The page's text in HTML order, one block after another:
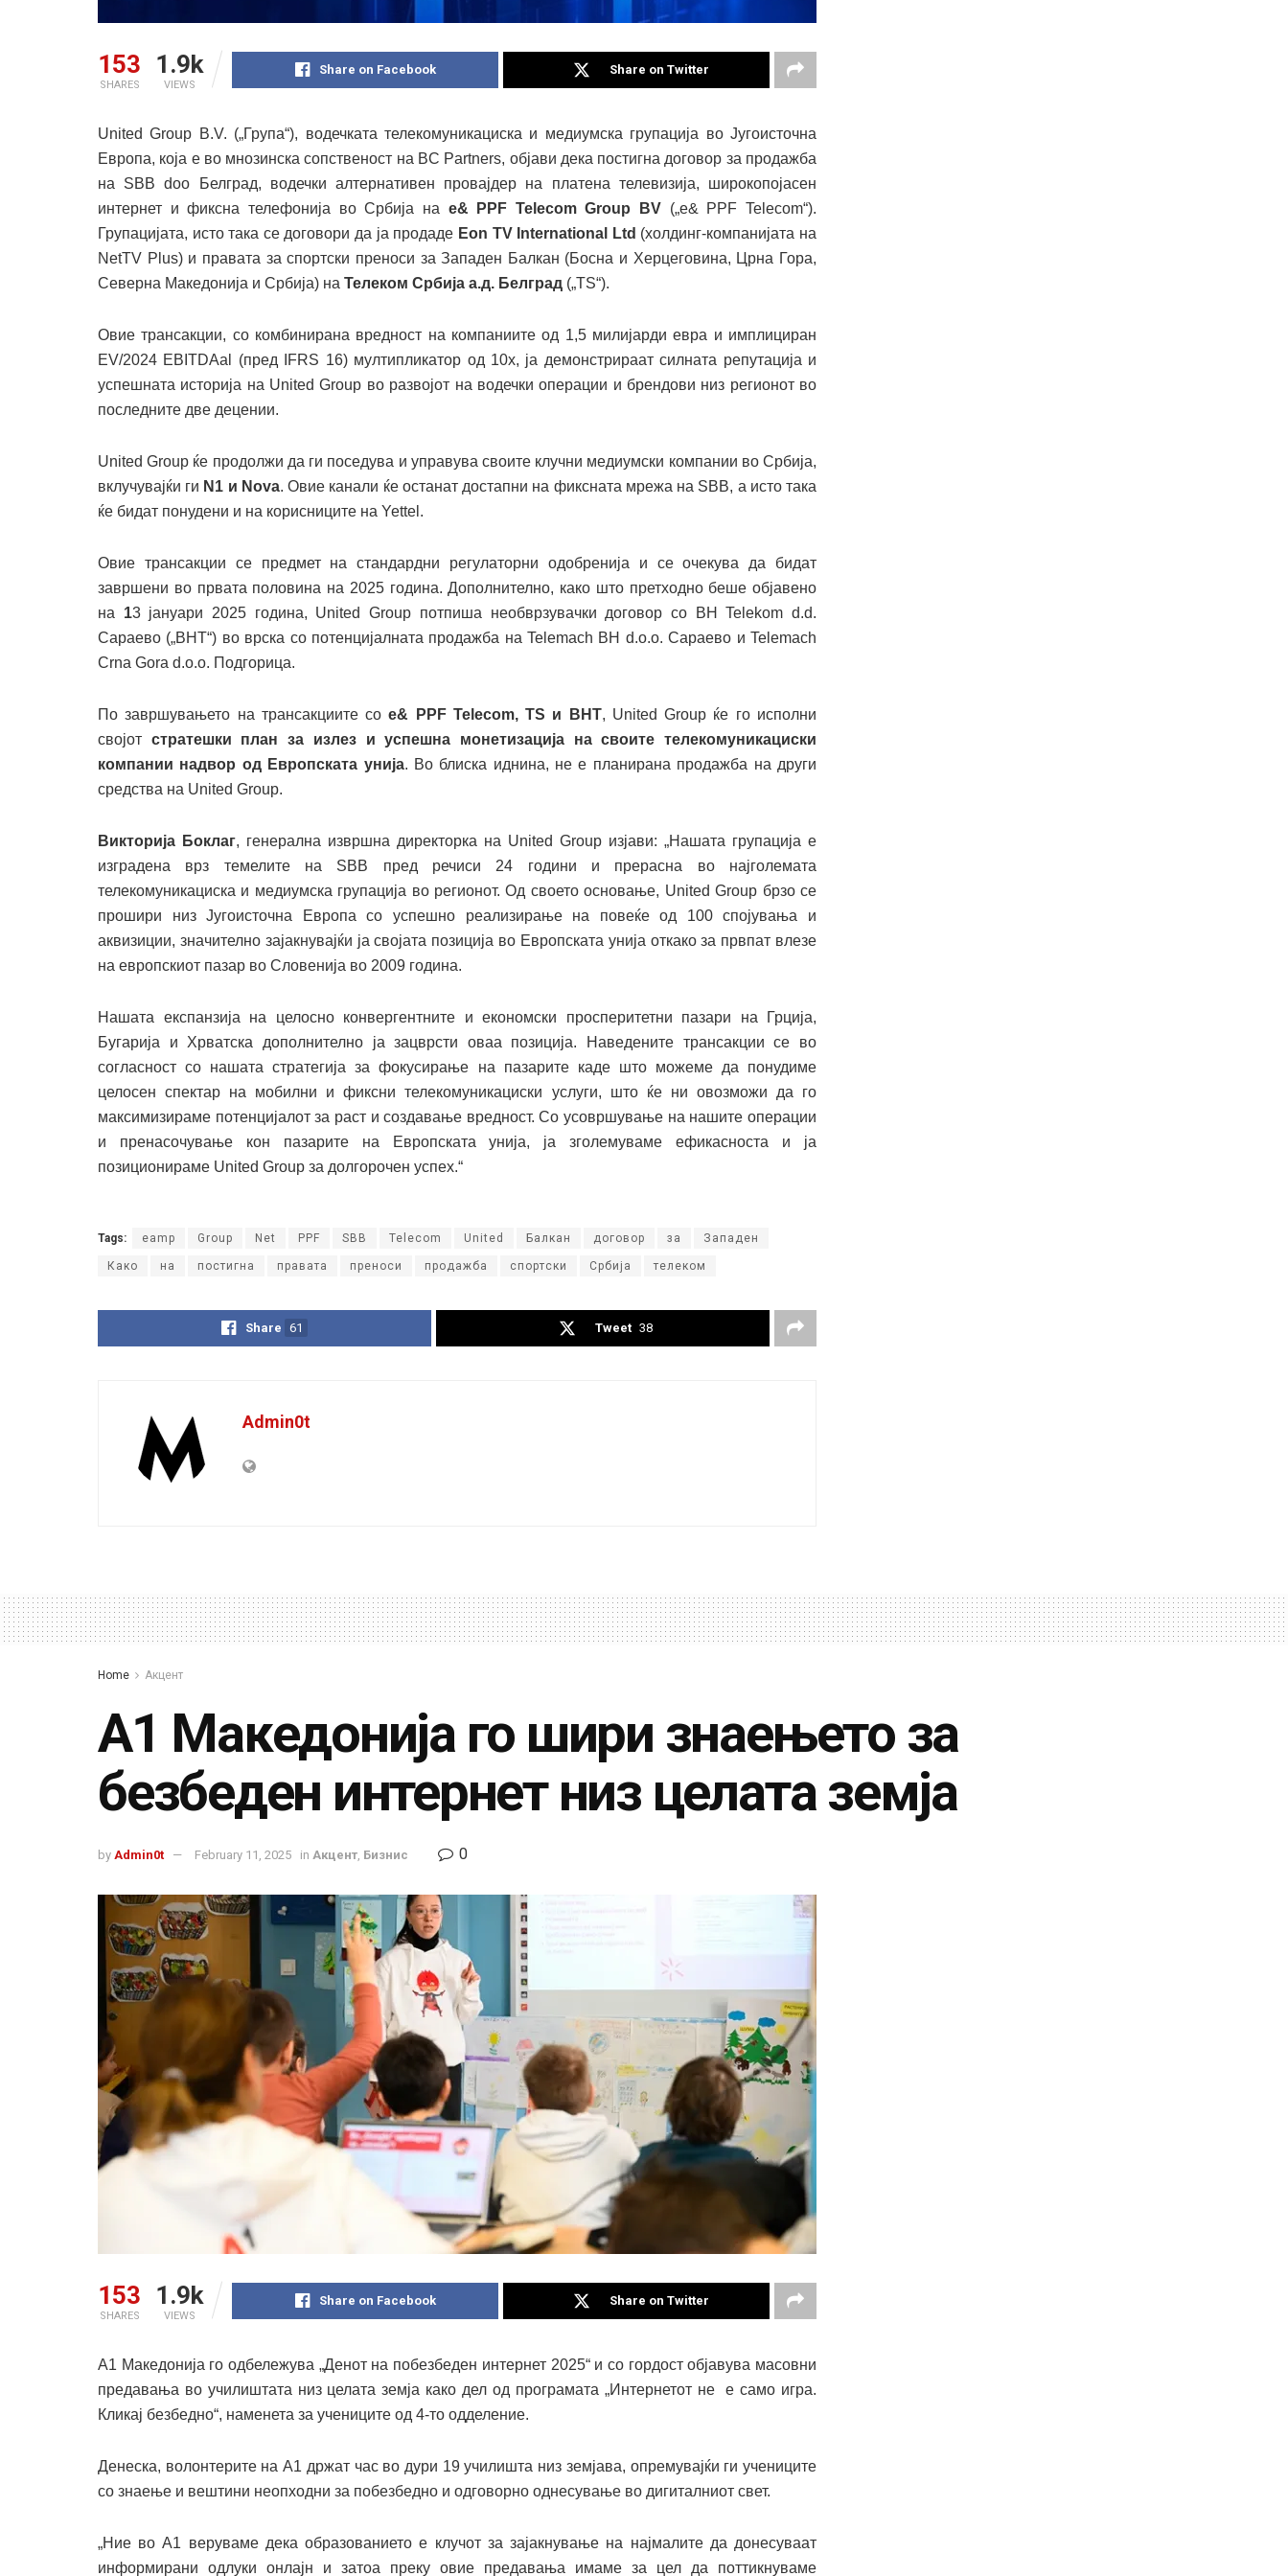
153
SHARES
1.9k
VIEWS
Share on Facebook Share on Twitter
United Group B.V. („Група“), водечката телекомуникацискa и медиумска групација во Југоисточна
Европа, која е во мнозинска сопственост на BC Partners, објави дека постигна договор за продажба
на SBB doo Белград, водечки алтернативен провајдер на платена телевизија, широкопојасен
интернет и фиксна телефонија во Србија на e& PPF Telecom Group BV („e& PPF Telecom“).
Групацијата, исто така се договори да ја продаде Eon TV International Ltd (холдинг-компанијата на
NetTV Plus) и правата за спортски преноси за Западен Балкан (Босна и Херцеговина, Црна Гора,
Северна Македонија и Србија) на Телеком Србија а.д. Белград („TS“).
Овие трансакции, со комбинирана вредност на компаниите од 1,5 милијарди евра и имплициран
EV/2024 EBITDAal (пред IFRS 16) мултипликатор од 10x, ја демонстрираат силната репутација и
успешната историја на United Group во развојот на водечки операции и брендови низ регионот во
последните две децении.
United Group ќе продолжи да ги поседува и управува своите клучни медиумски компании во Србија,
вклучувајќи ги N1 и Nova. Овие канали ќе останат достапни на фиксната мрежа на SBB, а исто така
ќе бидат понудени и на корисниците на Yettel.
Овие трансакции се предмет на стандардни регулаторни одобренија и се очекува да бидат
завршени во првата половина на 2025 година. Дополнително, како што претходно беше објавено
на 13 јануари 2025 година, United Group потпиша необврзувачки договор со BH Telekom d.d.
Сараево („BHT“) во врска со потенцијалната продажба на Telemach BH d.o.o. Сараево и Telemach
Crna Gora d.o.o. Подгорица.
По завршувањето на трансакциите соe& PPF Telecom, TS и BHT, United Group ќе го исполни
својот стратешки план за излез и успешна монетизација на своите телекомуникациски
компании надвор од Европската унија. Во блиска иднина, не е планирана продажба на други
средства на United Group.
Викторија Боклаг, генерална извршна директорка на United Group изјави: „Нашата групација е
изградена врз темелите на SBB пред речиси 24 години и прерасна во најголемата
телекомуникациска и медиумска групација во регионот. Од своето основање, United Group брзо се
прошири низ Југоисточна Европа со успешно реализирање на повеќе од 100 спојувања и
аквизиции, значително зајакнувајќи ја својата позиција во Европската унија откако за првпат влезе
на европскиот пазар во Словенија во 2009 година.
Нашата експанзија на целосно конвергентните и економски просперитетни пазари на Грција,
Бугарија и Хрватска дополнително ја зацврсти оваа позиција. Наведените трансакции се во
согласност со нашата стратегија за фокусирање на пазарите каде што можеме да понудиме
целосен спектар на мобилни и фиксни телекомуникациски услуги, што ќе ни овозможи да го
максимизираме потенцијалот за раст и создавање вредност. Со усовршување на нашите операции
и пренасочување кон пазарите на Европската унија, ја зголемуваме ефикасноста и ја
позиционираме United Group за долгорочен успех.“
Tags: eamp Group Net PPF SBB Telecom United Балкан договор за Западен
Како на постигна правата преноси продажба спортски Србија телеком
Share 61 Tweet 38
Admin0t
Home Акцент
А1 Македонија го шири знаењето за
безбеден интернет низ целата земја
by Admin0t February 11, 2025 in Акцент Бизнис 0
153
SHARES
1.9k
VIEWS
Share on Facebook Share on Twitter
А1 Македонија го одбележува „Денот на побезбеден интернет 2025“ и со гордост објавува масовни
предавања во училиштата низ целата земја како дел од програмата „Интернетот не е само игра.
Кликај безбедно“, наменета за учениците од 4-то одделение.
Денеска, волонтерите на А1 држат час во дури 19 училишта низ земјава, опремувајќи ги учениците
со знаење и вештини неопходни за побезбедно и одговорно однесување во дигиталниот свет.
„Ние во А1 веруваме дека образованието е клучот за зајакнување на најмалите да донесуваат
информирани одлуки онлајн и затоа преку овие предавања имаме за цел да поттикнуваме